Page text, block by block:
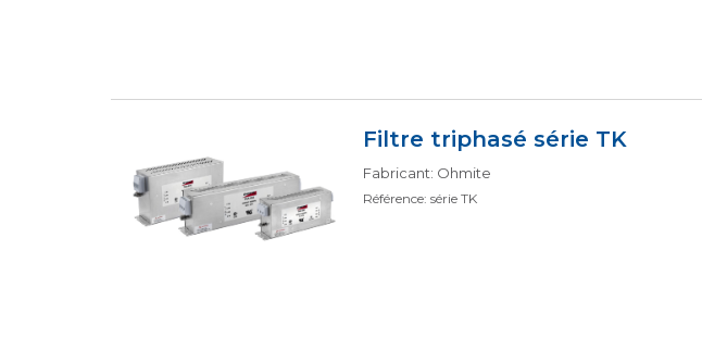
Filtre triphasé série TK
Fabricant: Ohmite
Référence: série TK